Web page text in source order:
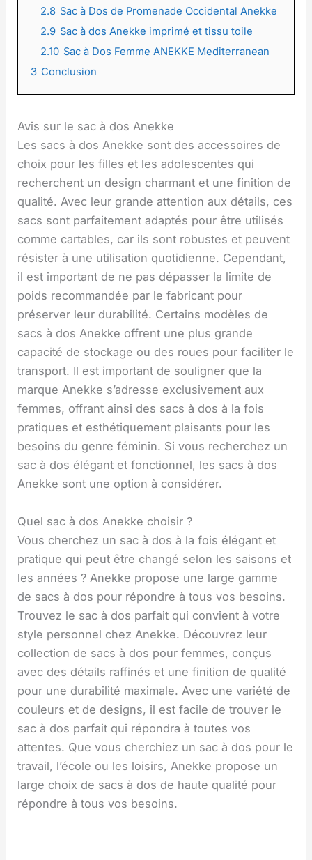
2.8 Sac à Dos de Promenade Occidental Anekke
2.9 Sac à dos Anekke imprimé et tissu toile
2.10 Sac à Dos Femme ANEKKE Mediterranean
3 Conclusion
Avis sur le sac à dos Anekke
Les sacs à dos Anekke sont des accessoires de
choix pour les filles et les adolescentes qui
recherchent un design charmant et une finition de
qualité. Avec leur grande attention aux détails, ces
sacs sont parfaitement adaptés pour être utilisés
comme cartables, car ils sont robustes et peuvent
résister à une utilisation quotidienne. Cependant,
il est important de ne pas dépasser la limite de
poids recommandée par le fabricant pour
préserver leur durabilité. Certains modèles de
sacs à dos Anekke offrent une plus grande
capacité de stockage ou des roues pour faciliter le
transport. Il est important de souligner que la
marque Anekke s’adresse exclusivement aux
femmes, offrant ainsi des sacs à dos à la fois
pratiques et esthétiquement plaisants pour les
besoins du genre féminin. Si vous recherchez un
sac à dos élégant et fonctionnel, les sacs à dos
Anekke sont une option à considérer.
Quel sac à dos Anekke choisir ?
Vous cherchez un sac à dos à la fois élégant et
pratique qui peut être changé selon les saisons et
les années ? Anekke propose une large gamme
de sacs à dos pour répondre à tous vos besoins.
Trouvez le sac à dos parfait qui convient à votre
style personnel chez Anekke. Découvrez leur
collection de sacs à dos pour femmes, conçus
avec des détails raffinés et une finition de qualité
pour une durabilité maximale. Avec une variété de
couleurs et de designs, il est facile de trouver le
sac à dos parfait qui répondra à toutes vos
attentes. Que vous cherchiez un sac à dos pour le
travail, l’école ou les loisirs, Anekke propose un
large choix de sacs à dos de haute qualité pour
répondre à tous vos besoins.